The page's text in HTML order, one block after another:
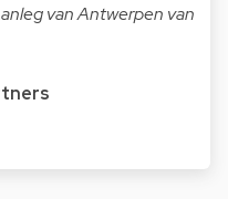
van Antwerpen van